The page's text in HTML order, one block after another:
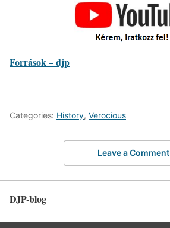
Források – djp
Categories: History, Verocious
Leave a Comment
DJP-blog